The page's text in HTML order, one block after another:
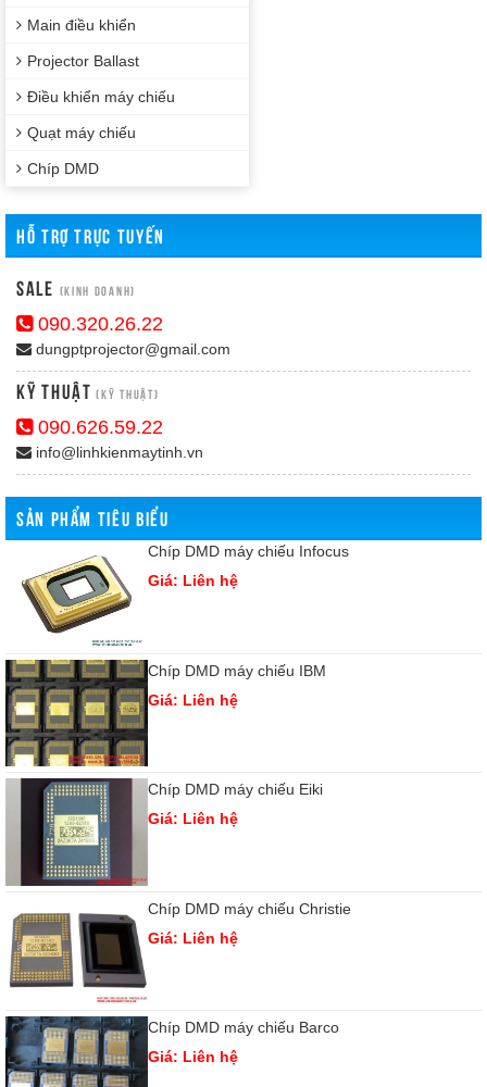
Main điều khiển
Projector Ballast
Điều khiển máy chiếu
Quạt máy chiếu
Chíp DMD
HỖ TRỢ TRỰC TUYẾN
Sale (Kinh doanh)
090.320.26.22
dungptprojector@gmail.com
Kỹ Thuật (Kỹ thuật)
090.626.59.22
info@linhkienmaytinh.vn
SẢN PHẨM TIÊU BIỂU
Chíp DMD máy chiếu Infocus
Giá: Liên hệ
Chíp DMD máy chiếu IBM
Giá: Liên hệ
Chíp DMD máy chiếu Eiki
Giá: Liên hệ
Chíp DMD máy chiếu Christie
Giá: Liên hệ
Chíp DMD máy chiếu Barco
Giá: Liên hệ